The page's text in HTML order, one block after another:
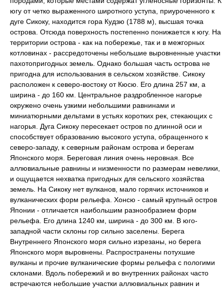
югу от четко выраженного широтного уступа, приуроченного к
дуге Сикоку, находится гора Кудзю (1788 м), высшая точка
острова. Отсюда поверхность постепенно понижается к югу. На
территории острова - как на побережье, так и в межгорных
котловинах - рассредоточены небольшие выровненные участки
пахотопригодных земель. Однако большая часть острова не
пригодна для использования в сельском хозяйстве. Сикоку
расположен к северо-востоку от Кюсю. Его длина 257 км, а
ширина - до 160 км. Центральное раздробленное нагорье
окружено очень узкими небольшими равнинами и
миниатюрными дельтами в устьях коротких рек, стекающих с
нагорья. Дуга Сикоку пересекает остров по длинной оси и
способствует образованию высокого уступа, обращенного к
северо-западу, к северным районам острова и берегам
Японского моря. Береговая линия очень неровная. Все
аллювиальные равнины и низменности по размерам невелики,
и ощущается нехватка пригодных для сельского хозяйства
земель. На Сикоку нет вулканов, мало горячих источников и
вулканических форм рельефа. Хонсю - самый крупный остров
Японии - отличается наибольшим разнообразием форм
рельефа. Его длина 1240 км, ширина - до 300 км. В юго-
западной части склоны гор сильно заселены. Берега
Внутреннего Японского моря сильно изрезаны, но берега
Японского моря выровнены. Распространены потухшие
вулканы и прочие вулканические формы рельефа с пологими
склонами. Вдоль побережий и во внутренних районах часто
встречаются небольшие участки аллювиальных равнин и